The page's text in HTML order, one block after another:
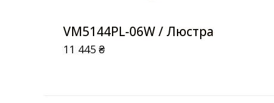
VM5144PL-06W / Люстра
11 445₴